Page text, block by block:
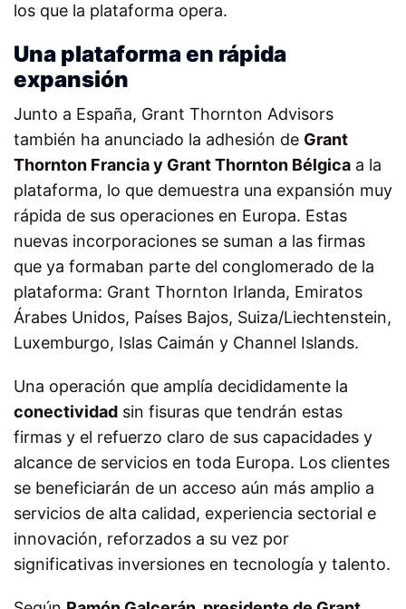
los que la plataforma opera.
Una plataforma en rápida
expansión
Junto a España, Grant Thornton Advisors
también ha anunciado la adhesión de Grant
Thornton Francia y Grant Thornton Bélgica a la
plataforma, lo que demuestra una expansión muy
rápida de sus operaciones en Europa. Estas
nuevas incorporaciones se suman a las firmas
que ya formaban parte del conglomerado de la
plataforma: Grant Thornton Irlanda, Emiratos
Árabes Unidos, Países Bajos, Suiza/Liechtenstein,
Luxemburgo, Islas Caimán y Channel Islands.
Una operación que amplía decididamente la
conectividad sin fisuras que tendrán estas
firmas y el refuerzo claro de sus capacidades y
alcance de servicios en toda Europa. Los clientes
se beneficiarán de un acceso aún más amplio a
servicios de alta calidad, experiencia sectorial e
innovación, reforzados a su vez por
significativas inversiones en tecnología y talento.